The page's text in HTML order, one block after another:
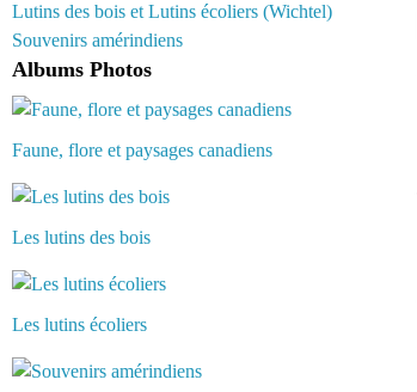
Lutins des bois et Lutins écoliers (Wichtel)
Souvenirs amérindiens
Albums Photos
Faune, flore et paysages canadiens
Les lutins des bois
Les lutins écoliers